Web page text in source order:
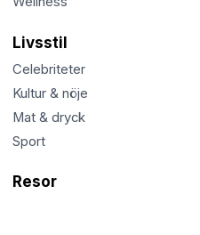
Livsstil
Celebriteter
Kultur & nöje
Mat & dryck
Sport
Resor